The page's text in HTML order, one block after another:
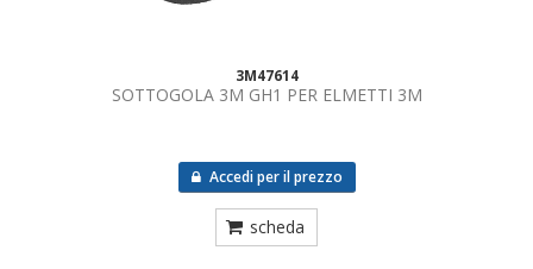
3M47614
SOTTOGOLA 3M GH1 PER ELMETTI 3M
Accedi per il prezzo
scheda